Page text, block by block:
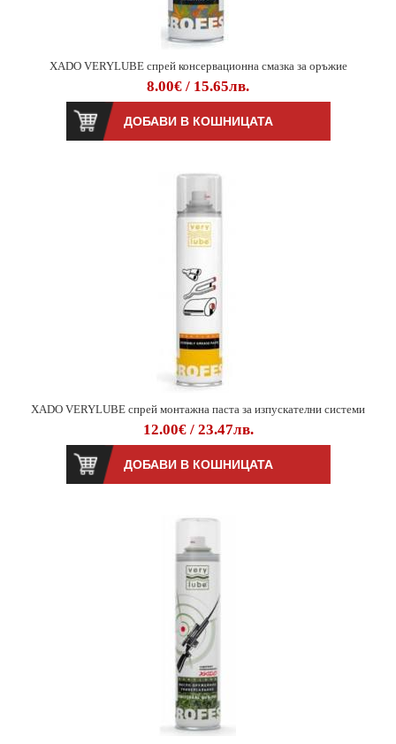
XADO VERYLUBE спрей консервационна смазка за оръжие
8.00€ / 15.65лв.
XADO VERYLUBE спрей монтажна паста за изпускателни системи
12.00€ / 23.47лв.